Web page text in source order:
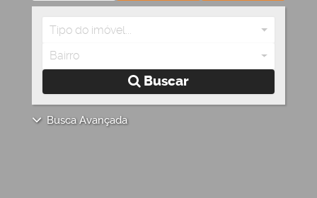
Tipo do imóvel...
Bairro
Buscar
Busca Avançada